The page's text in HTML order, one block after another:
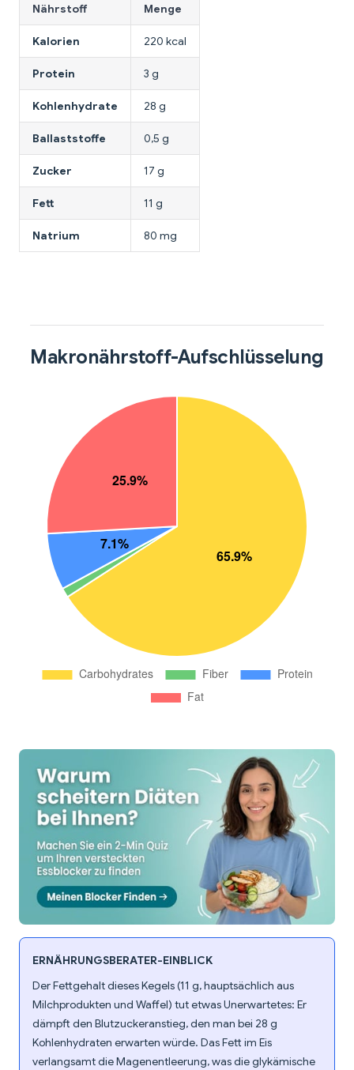
Nährstoff Menge
Kalorien 220 kcal
Protein 3 g
Kohlenhydrate 28 g
Ballaststoffe 0,5 g
Zucker 17 g
Fett 11 g
Natrium 80 mg
Makronährstoff-Aufschlüsselung
ERNÄHRUNGSBERATER-EINBLICK
Der Fettgehalt dieses Kegels (11 g, hauptsächlich aus
Milchprodukten und Waffel) tut etwas Unerwartetes: Er
dämpft den Blutzuckeranstieg, den man bei 28 g
Kohlenhydraten erwarten würde. Das Fett im Eis
verlangsamt die Magenentleerung, was die glykämische